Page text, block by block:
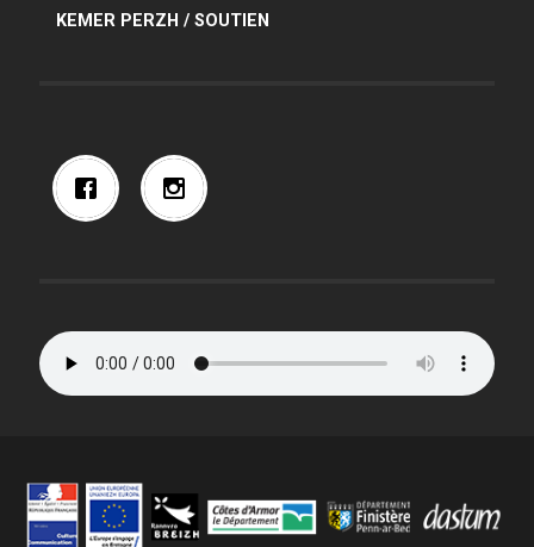
KEMER PERZH / SOUTIEN